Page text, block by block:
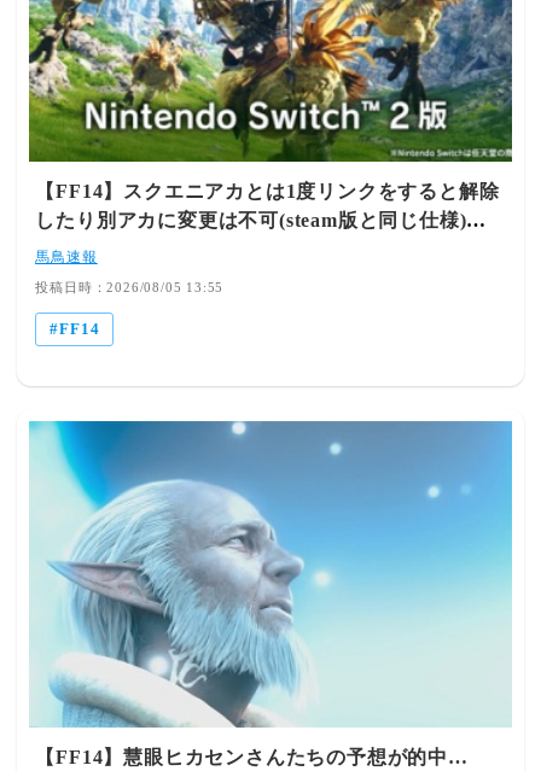
【FF14】スクエニアカとは1度リンクをすると解除
したり別アカに変更は不可(steam版と同じ仕様)！
Switch2版で始める際の「要注意点」がコチラ
馬鳥速報
投稿日時：2026/08/05 13:55
FF14
【FF14】慧眼ヒカセンさんたちの予想が的中…